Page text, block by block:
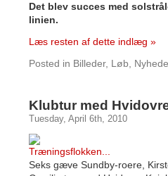
Det blev succes med
linien.
Læs resten af dette indlæg »
Posted in Billeder, Løb
Klubtur med
Tuesday, April 6th, 2010
Seks gæve Sundby-roere,